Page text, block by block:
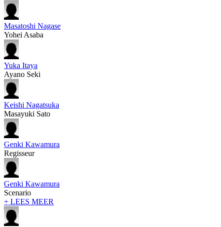
Masatoshi Nagase
Yohei Asaba
Yuka Itaya
Ayano Seki
Keishi Nagatsuka
Masayuki Sato
Genki Kawamura
Regisseur
Genki Kawamura
Scenario
+ LEES MEER